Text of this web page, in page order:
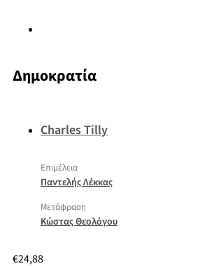
Δημοκρατία
Charles Tilly
Επιμέλεια
Παντελής Λέκκας
Μετάφραση
Κώστας Θεολόγου
€24,88